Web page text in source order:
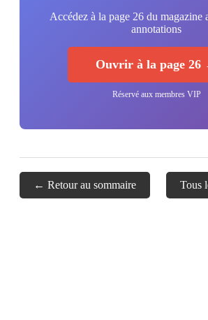
Accédez à la page 26 du magazine
annotations
Ouvrir à la page 26
Réservé aux membres VIP
← Retour au sommaire Tous